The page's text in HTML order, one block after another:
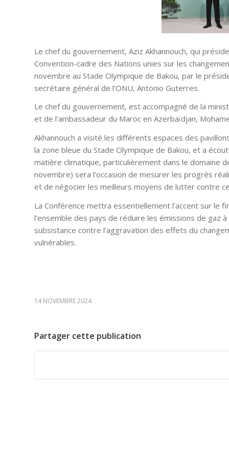
Le chef du gouvernement, Aziz Akhannouch, qui
Convention-cadre des Nations unies sur les
novembre au Stade Olympique de Bakou, par le
secrétaire général de l’ONU, Antonio Guterres.
Le chef du gouvernement, est accompagné de la
et de l’ambassadeur du Maroc en Azerbaïdjan,
Akhannouch a visité les différents espaces des
la zone bleue du Stade Olympique de Bakou, et a
matière climatique, particulièrement dans le domaine
novembre) sera l’occasion de mesurer les progrès
et de négocier les meilleurs moyens de lutter contre
La Conférence mettra essentiellement l’accent sur le
l’ensemble des pays de réduire les émissions de
subsistance contre l’aggravation des effets du
vulnérables.
14 NOVEMBRE 2024
Partager cette publication